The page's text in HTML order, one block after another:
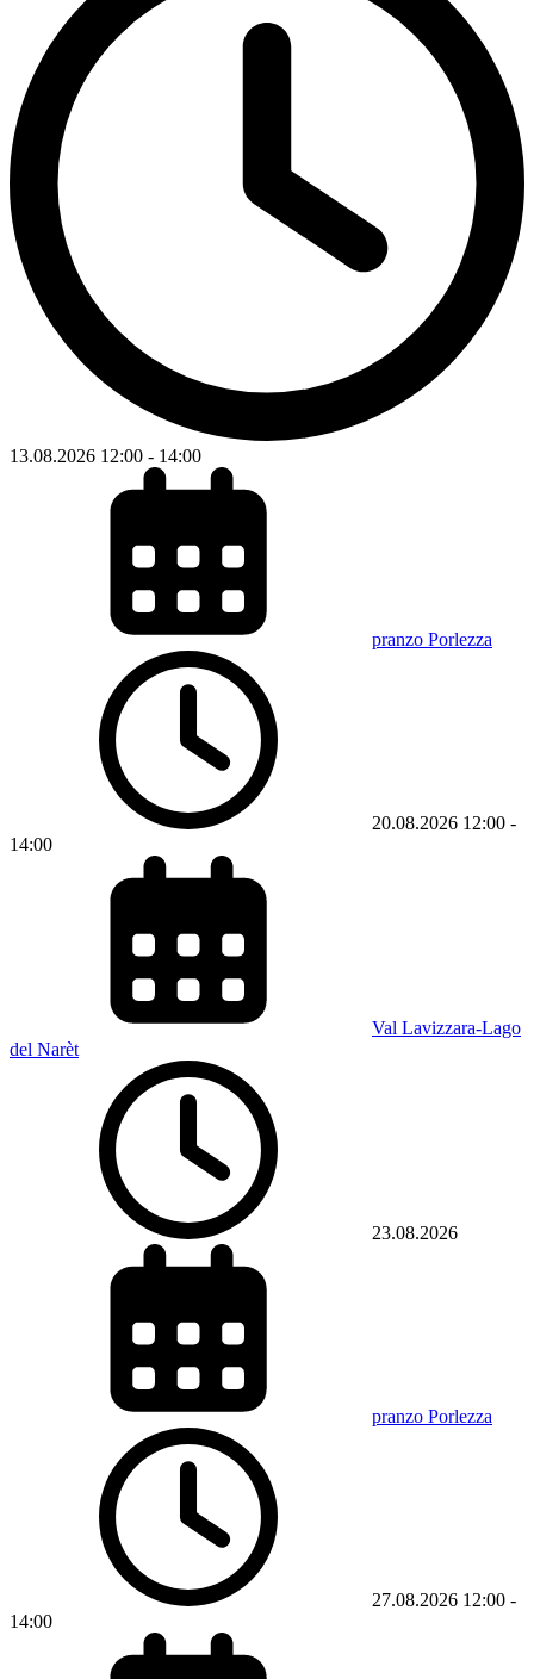
13.08.2026 12:00 - 14:00
pranzo Porlezza
20.08.2026 12:00 -
14:00
Val Lavizzara-Lago
del Narèt
23.08.2026
pranzo Porlezza
27.08.2026 12:00 -
14:00